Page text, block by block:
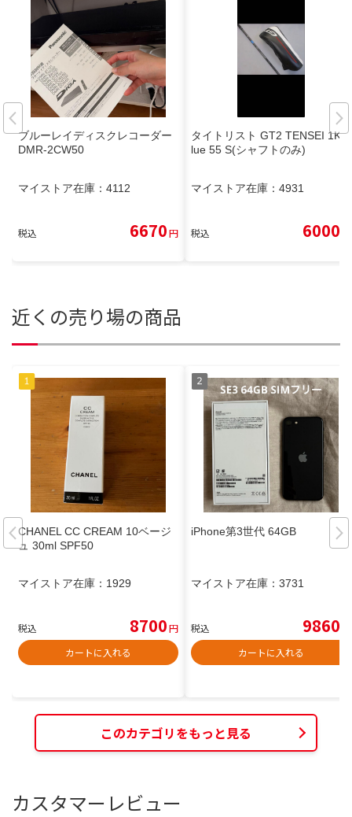
ブルーレイディスクレコーダー
DMR-2CW50
マイストア在庫： 4112
税込 6670円
タイトリスト GT2 TENSEI 1K B
lue 55 S(シャフトのみ)
マイストア在庫： 4931
税込 6000
近くの売り場の商品
CHANEL CC CREAM 10ベージ
ュ 30ml SPF50
マイストア在庫： 1929
税込 8700円
カートに入れる
iPhone第3世代 64GB
マイストア在庫： 3731
税込 9860
カートに入れる
このカテゴリをもっと見る
カスタマーレビュー